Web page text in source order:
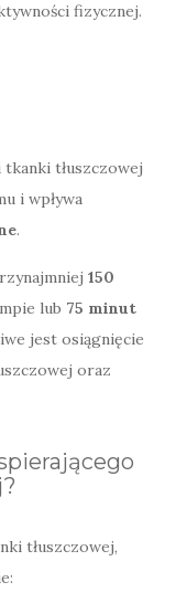
fizycznej.
tłuszczowej
i wpływa
.
150
lub 75 minut
jest osiągnięcie
oraz
tłuszczowej,